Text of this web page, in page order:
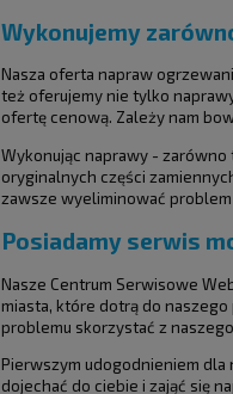
Wykonujemy
Nasza oferta napraw
też oferujemy nie tylko
ofertę cenową. Zależy nam
Wykonując naprawy - zarówno
oryginalnych części
zawsze wyeliminować
Posiadamy serwis
Nasze Centrum Serwisowe
miasta, które dotrą do
problemu skorzystać z
Pierwszym udogodnieniem
dojechać do ciebie i zająć się